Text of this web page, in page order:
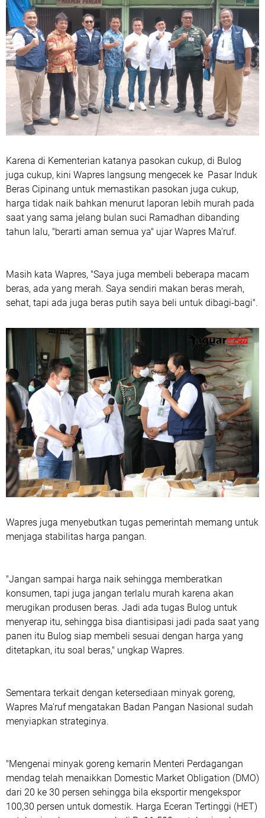
Karena di Kementerian katanya pasokan cukup, di Bulog
juga cukup, kini Wapres langsung mengecek ke Pasar Induk
Beras Cipinang untuk memastikan pasokan juga cukup,
harga tidak naik bahkan menurut laporan lebih murah pada
saat yang sama jelang bulan suci Ramadhan dibanding
tahun lalu, "berarti aman semua ya" ujar Wapres Ma'ruf.
Masih kata Wapres, "Saya juga membeli beberapa macam
beras, ada yang merah. Saya sendiri makan beras merah,
sehat, tapi ada juga beras putih saya beli untuk dibagi-bagi".
Wapres juga menyebutkan tugas pemerintah memang untuk
menjaga stabilitas harga pangan.
"Jangan sampai harga naik sehingga memberatkan
konsumen, tapi juga jangan terlalu murah karena akan
merugikan produsen beras. Jadi ada tugas Bulog untuk
menyerap itu, sehingga bisa diantisipasi jadi pada saat yang
panen itu Bulog siap membeli sesuai dengan harga yang
ditetapkan, itu soal beras," ungkap Wapres.
Sementara terkait dengan ketersediaan minyak goreng,
Wapres Ma'ruf mengatakan Badan Pangan Nasional sudah
menyiapkan strateginya.
"Mengenai minyak goreng kemarin Menteri Perdagangan
mendag telah menaikkan Domestic Market Obligation (DMO)
dari 20 ke 30 persen sehingga bila eksportir mengekspor
100,30 persen untuk domestik. Harga Eceran Tertinggi (HET)